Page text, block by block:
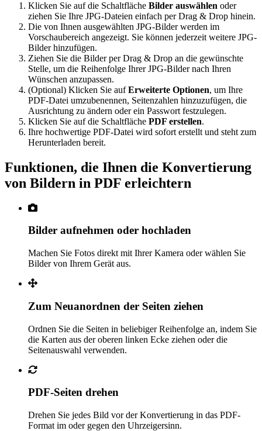
Klicken Sie auf die Schaltfläche Bilder auswählen oder
ziehen Sie Ihre JPG-Dateien einfach per Drag & Drop hinein.
Die von Ihnen ausgewählten JPG-Bilder werden im
Vorschaubereich angezeigt. Sie können jederzeit weitere JPG-
Bilder hinzufügen.
Ziehen Sie die Bilder per Drag & Drop an die gewünschte
Stelle, um die Reihenfolge Ihrer JPG-Bilder nach Ihren
Wünschen anzupassen.
(Optional) Klicken Sie aufErweiterte Optionen, um Ihre
PDF-Datei umzubenennen, Seitenzahlen hinzuzufügen, die
Ausrichtung zu ändern oder ein Passwort festzulegen.
Klicken Sie auf die Schaltfläche PDF erstellen.
Ihre hochwertige PDF-Datei wird sofort erstellt und steht zum
Herunterladen bereit.
Funktionen, die Ihnen die Konvertierung
von Bildern in PDF erleichtern
Bilder aufnehmen oder hochladen
Machen Sie Fotos direkt mit Ihrer Kamera oder wählen Sie
Bilder von Ihrem Gerät aus.
Zum Neuanordnen der Seiten ziehen
Ordnen Sie die Seiten in beliebiger Reihenfolge an, indem Sie
die Karten aus der oberen linken Ecke ziehen oder die
Seitenauswahl verwenden.
PDF-Seiten drehen
Drehen Sie jedes Bild vor der Konvertierung in das PDF-
Format im oder gegen den Uhrzeigersinn.